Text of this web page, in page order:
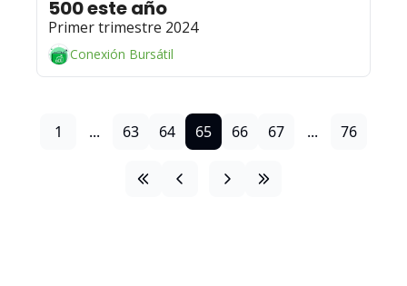
Primer trimestre 2024
Conexión Bursátil
1 ... 63 64 65 66 67 ... 76